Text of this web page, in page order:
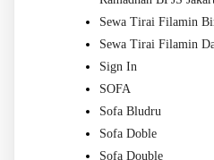
Sewa Tirai Filamin
Sewa Tirai Filamin
Sign In
SOFA
Sofa Bludru
Sofa Doble
Sofa Double